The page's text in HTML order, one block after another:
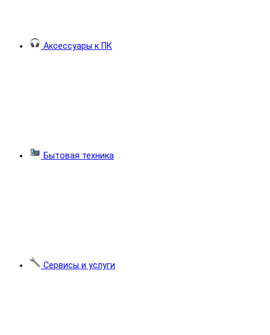
Аксессуары к ПК
Бытовая техника
Сервисы и услуги